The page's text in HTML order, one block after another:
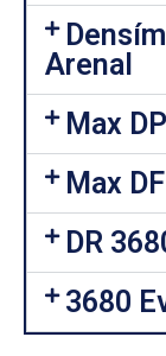
Arenal
Max
Max DF
DR
3680